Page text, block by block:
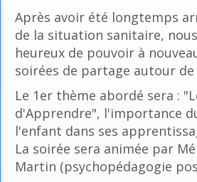
Après avoir été longtemps
de la situation sanitaire,
heureux de pouvoir à
soirées de partage autour
Le 1er thème abordé sera :
d'Apprendre", l'importance
l'enfant dans ses
La soirée sera animée par
Martin (psychopédagogie